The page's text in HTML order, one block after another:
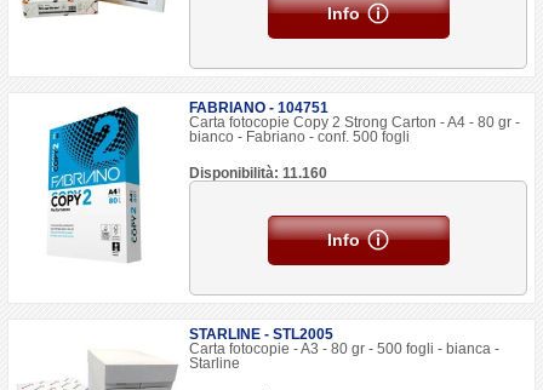
Info
FABRIANO - 104751
Carta fotocopie Copy 2 Strong Carton - A4 - 80 gr -
bianco - Fabriano - conf. 500 fogli
Disponibilità: 11.160
Info
STARLINE - STL2005
Carta fotocopie - A3 - 80 gr - 500 fogli - bianca -
Starline